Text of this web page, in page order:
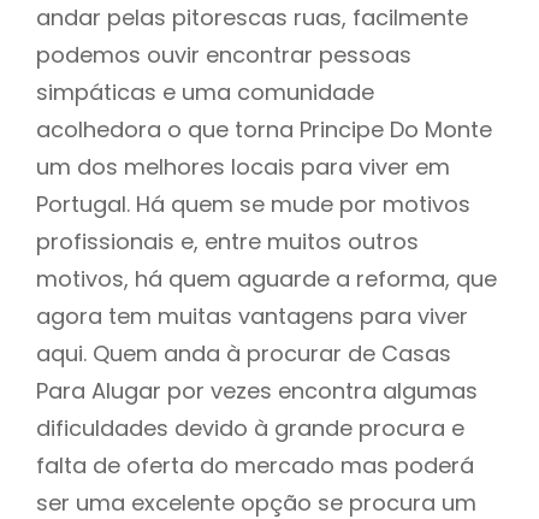
andar pelas pitorescas ruas, facilmente
podemos ouvir encontrar pessoas
simpáticas e uma comunidade
acolhedora o que torna Principe Do Monte
um dos melhores locais para viver em
Portugal. Há quem se mude por motivos
profissionais e, entre muitos outros
motivos, há quem aguarde a reforma, que
agora tem muitas vantagens para viver
aqui. Quem anda à procurar de Casas
Para Alugar por vezes encontra algumas
dificuldades devido à grande procura e
falta de oferta do mercado mas poderá
ser uma excelente opção se procura um